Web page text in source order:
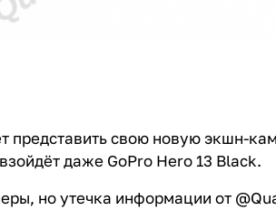
представить свою новую экшн-
даже GoPro Hero 13 Black.
но утечка информации от